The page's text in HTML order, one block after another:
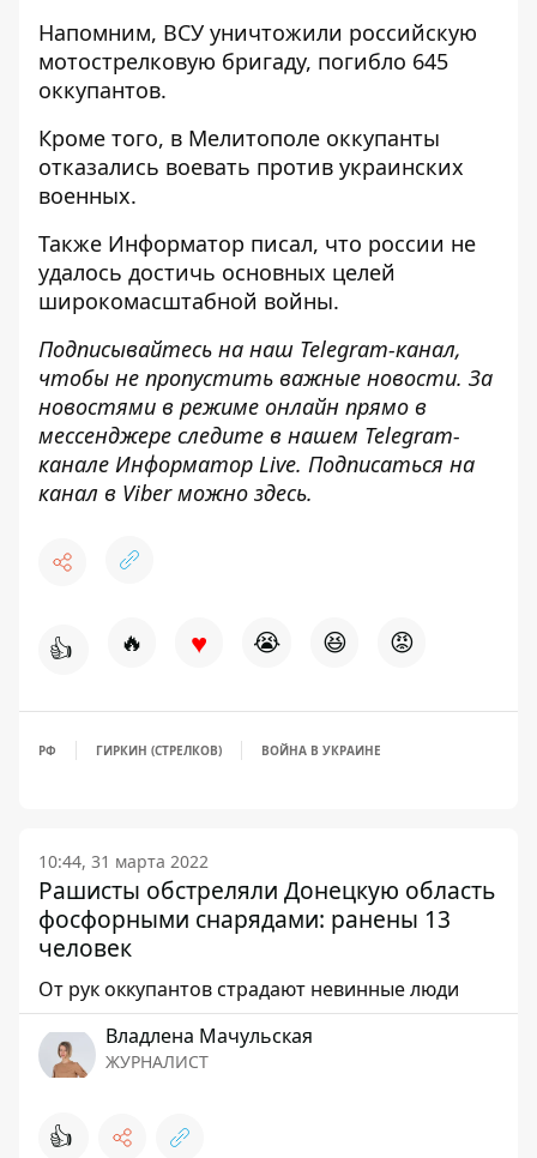
Напомним, ВСУ уничтожили российскую
мотострелковую бригаду, погибло 645
оккупантов.
Кроме того, в Мелитополе оккупанты
отказались воевать против украинских
военных.
Также Информатор писал, что россии не
удалось достичь основных целей
широкомасштабной войны.
Подписывайтесь на наш Telegram-канал,
чтобы не пропустить важные новости. За
новостями в режиме онлайн прямо в
мессенджере следите в нашем Telegram-
канале Информатор Live. Подписаться на
канал в Viber можно здесь.
👍 🔥 ♥ 😭 😆 😡
РФ ГИРКИН (СТРЕЛКОВ) ВОЙНА В УКРАИНЕ
10:44, 31 марта 2022
Рашисты обстреляли Донецкую область
фосфорными снарядами: ранены 13
человек
От рук оккупантов страдают невинные люди
Владлена Мачульская
ЖУРНАЛИСТ
👍